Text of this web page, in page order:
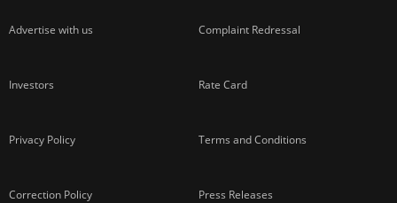
Advertise with us Complaint Redressal
Investors Rate Card
Privacy Policy Terms and Conditions
Correction Policy Press Releases